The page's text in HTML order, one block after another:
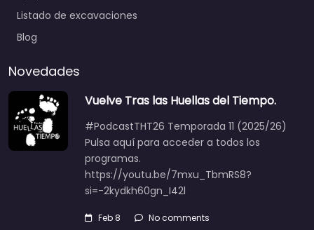
Listado de excavaciones
Blog
Novedades
Vuelve Tras las Huellas del Tiempo.
#PodcastTHT26 Temporada 11 (2025/26)
Pulsa aquí para acceder a todos los
programas.
https://youtu.be/7mxu_TbmRS8?
si=-2kydkh60gn_I42l
Feb 8 No comments